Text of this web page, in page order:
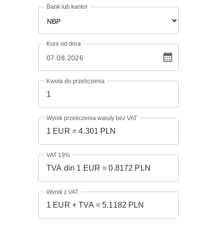
Bank lub kantor
Kurs od dnia
Kwota do przeliczenia
Wynik przeliczenia waluty bez VAT
VAT 19%
Wynik z VAT